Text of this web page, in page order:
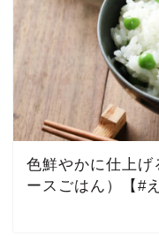
色鮮やかに仕上
ースごはん）【#